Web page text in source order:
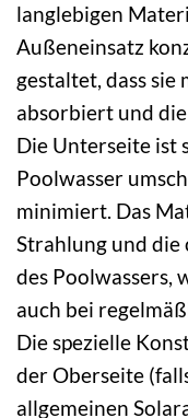
langlebigen
Außeneinsatz
gestaltet, dass
absorbiert und
Die Unterseite ist
Poolwasser
minimiert. Das
Strahlung und die
des Poolwassers,
auch bei
Die spezielle
der Oberseite
allgemeinen